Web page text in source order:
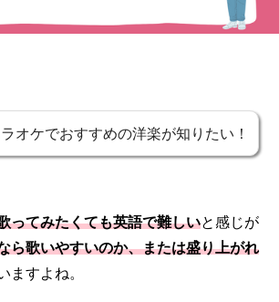
オケでおすすめの洋楽が知りたい！
ってみたくても英語で難しいと感じが
ら歌いやすいのか、または盛り上がれ
ますよね。